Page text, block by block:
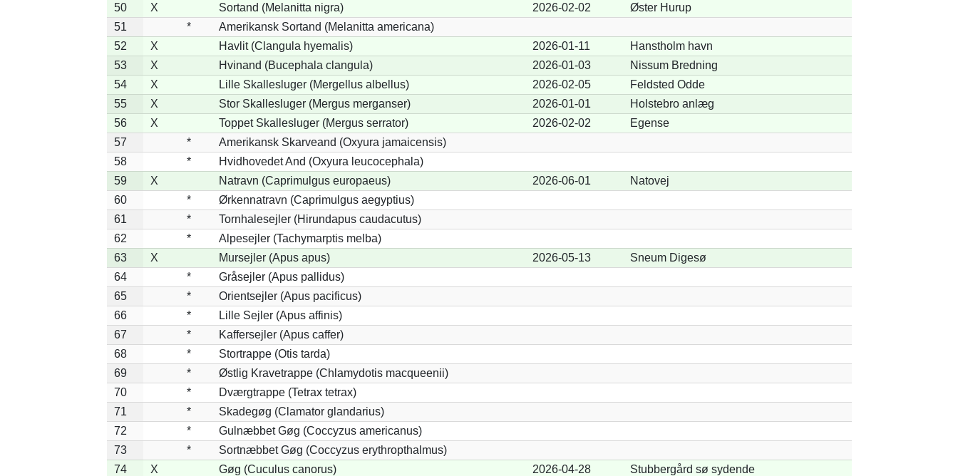
50
X Sortand (Melanitta nigra) 2026-02-02
Øster Hurup
51
*
Amerikansk Sortand (Melanitta americana)
52
X Havlit (Clangula hyemalis) 2026-01-11
Hanstholm havn
53
X Hvinand (Bucephala clangula) 2026-01-03
Nissum Bredning
54
X Lille Skallesluger (Mergellus albellus) 2026-02-05
Feldsted Odde
55
X Stor Skallesluger (Mergus merganser) 2026-01-01
Holstebro anlæg
56
X Toppet Skallesluger (Mergus serrator) 2026-02-02
Egense
57
*
Amerikansk Skarveand (Oxyura jamaicensis)
58
*
Hvidhovedet And (Oxyura leucocephala)
59
X Natravn (Caprimulgus europaeus) 2026-06-01
Natovej
60
*
Ørkennatravn (Caprimulgus aegyptius)
61
*
Tornhalesejler (Hirundapus caudacutus)
62
*
Alpesejler (Tachymarptis melba)
63
X Mursejler (Apus apus) 2026-05-13
Sneum Digesø
64
*
Gråsejler (Apus pallidus)
65
*
Orientsejler (Apus pacificus)
66
*
Lille Sejler (Apus affinis)
67
*
Kaffersejler (Apus caffer)
68
*
Stortrappe (Otis tarda)
69
*
Østlig Kravetrappe (Chlamydotis macqueenii)
70
*
Dværgtrappe (Tetrax tetrax)
71
*
Skadegøg (Clamator glandarius)
72
*
Gulnæbbet Gøg (Coccyzus americanus)
73
*
Sortnæbbet Gøg (Coccyzus erythropthalmus)
74
X Gøg (Cuculus canorus) 2026-04-28
Stubbergård sø sydende